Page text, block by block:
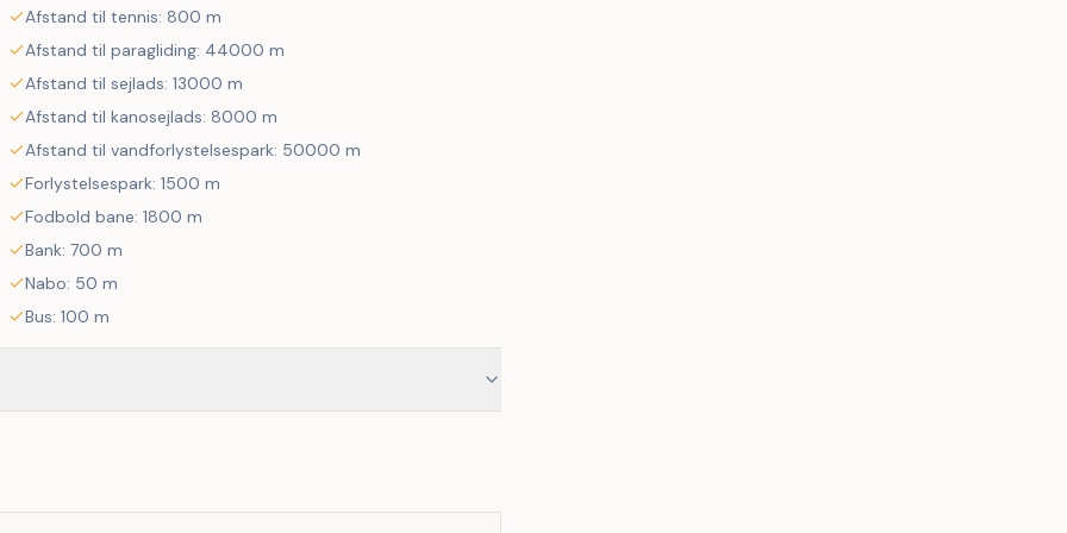
samt Pay & Play.
kano, kajak og vandscooter.
så er dette sommerhus det perfekte valg for dig og din
Afstand til tennis: 800 m
Afstand til paragliding: 44000 m
Afstand til sejlads: 13000 m
Afstand til kanosejlads: 8000 m
Afstand til vandforlystelsespark: 50000 m
Forlystelsespark: 1500 m
Fodbold bane: 1800 m
Bank: 700 m
Nabo: 50 m
Bus: 100 m